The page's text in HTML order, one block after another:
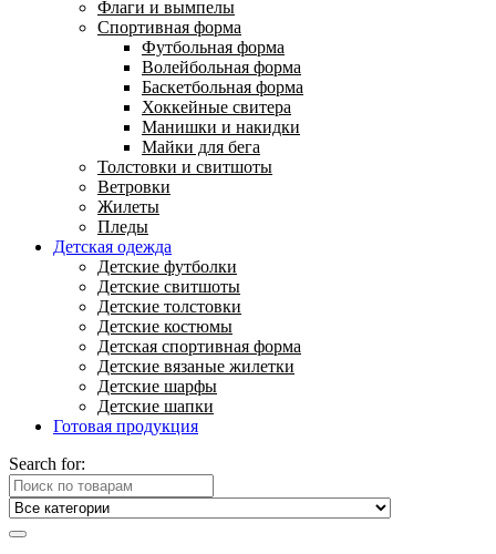
Флаги и вымпелы
Спортивная форма
Футбольная форма
Волейбольная форма
Баскетбольная форма
Хоккейные свитера
Манишки и накидки
Майки для бега
Толстовки и свитшоты
Ветровки
Жилеты
Пледы
Детская одежда
Детские футболки
Детские свитшоты
Детские толстовки
Детские костюмы
Детская спортивная форма
Детские вязаные жилетки
Детские шарфы
Детские шапки
Готовая продукция
Search for: